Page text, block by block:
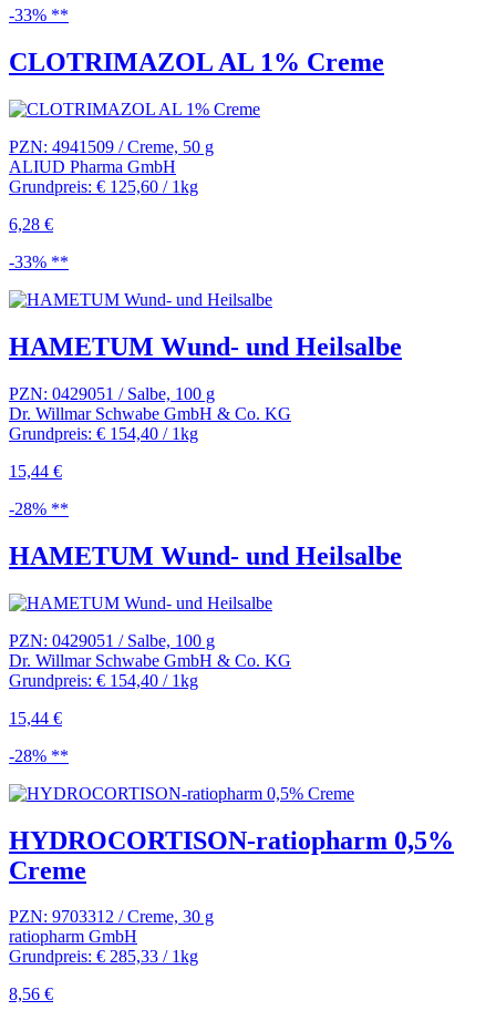
-33% **
CLOTRIMAZOL AL 1% Creme
PZN: 4941509 / Creme, 50 g
ALIUD Pharma GmbH
Grundpreis: € 125,60 / 1kg
6,28 €
-33% **
HAMETUM Wund- und Heilsalbe
PZN: 0429051 / Salbe, 100 g
Dr. Willmar Schwabe GmbH & Co. KG
Grundpreis: € 154,40 / 1kg
15,44 €
-28% **
HAMETUM Wund- und Heilsalbe
PZN: 0429051 / Salbe, 100 g
Dr. Willmar Schwabe GmbH & Co. KG
Grundpreis: € 154,40 / 1kg
15,44 €
-28% **
HYDROCORTISON-ratiopharm 0,5%
Creme
PZN: 9703312 / Creme, 30 g
ratiopharm GmbH
Grundpreis: € 285,33 / 1kg
8,56 €